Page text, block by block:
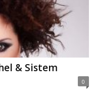
& Sistem
0